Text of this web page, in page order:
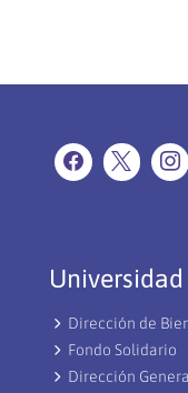
Universidad
Dirección de
Fondo Solidario
Dirección